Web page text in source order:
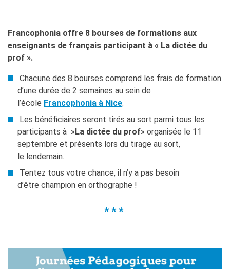
Francophonia offre 8 bourses de formations aux
enseignants de français participant à « La dictée du
prof ».
Chacune des 8 bourses comprend les frais de formation
d’une durée de 2 semaines au sein de
l’école Francophonia à Nice.
Les bénéficiaires seront tirés au sort parmi tous les
participants à »La dictée du prof» organisée le 11
septembre et présents lors du tirage au sort,
le lendemain.
Tentez tous votre chance, il n’y a pas besoin
d’être champion en orthographe !
* * *